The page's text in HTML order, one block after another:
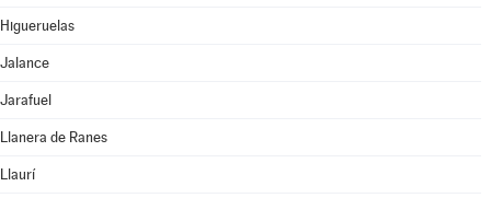
Higueruelas
Jalance
Jarafuel
Llanera de Ranes
Llaurí